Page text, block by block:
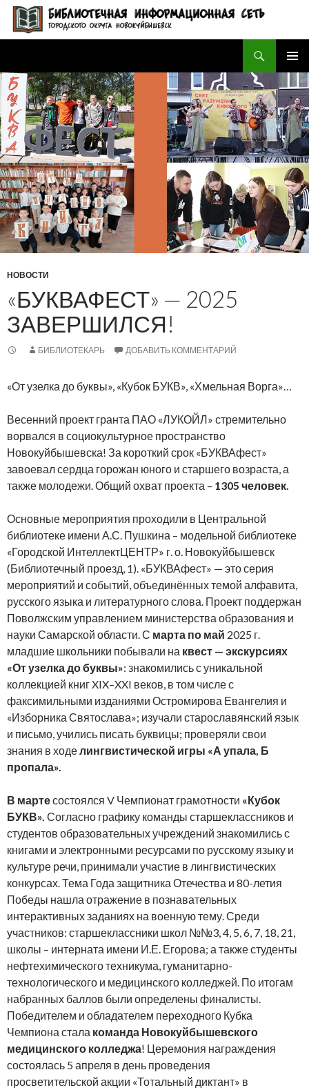
БИБЛИОТЕЧНАЯ ИНФОРМАЦИОННАЯ СЕТЬ городского округа Новокуйбышевск
МЕНЮ
К
СОДЕРЖИМОМУ
НОВОСТИ
«БУКВАФЕСТ» — 2025
ЗАВЕРШИЛСЯ!
БИБЛИОТЕКАРЬ ДОБАВИТЬ КОММЕНТАРИЙ
«От узелка до буквы», «Кубок БУКВ», «Хмельная Ворга»…
Весенний проект гранта ПАО «ЛУКОЙЛ» стремительно
ворвался в социокультурное пространство
Новокуйбышевска! За короткий срок «БУКВАфест»
завоевал сердца горожан юного и старшего возраста, а
также молодежи. Общий охват проекта – 1305 человек.
Основные мероприятия проходили в Центральной
библиотеке имени А.С. Пушкина – модельной библиотеке
«Городской ИнтеллектЦЕНТР» г. о. Новокуйбышевск
(Библиотечный проезд, 1). «БУКВАфест» — это серия
мероприятий и событий, объединённых темой алфавита,
русского языка и литературного слова. Проект поддержан
Поволжским управлением министерства образования и
науки Самарской области. С марта по май 2025 г.
младшие школьники побывали на квест — экскурсиях
«От узелка до буквы»: знакомились с уникальной
коллекцией книг XIX–XXI веков, в том числе с
факсимильными изданиями Остромирова Евангелия и
«Изборника Святослава»; изучали старославянский язык
и письмо, учились писать буквицы; проверяли свои
знания в ходе лингвистической игры «А упала, Б
пропала».
В мартесостоялся V Чемпионат грамотности «Кубок
БУКВ». Согласно графику команды старшеклассников и
студентов образовательных учреждений знакомились с
книгами и электронными ресурсами по русскому языку и
культуре речи, принимали участие в лингвистических
конкурсах. Тема Года защитника Отечества и 80-летия
Победы нашла отражение в познавательных
интерактивных заданиях на военную тему. Среди
участников: старшеклассники школ №№3, 4, 5, 6, 7, 18, 21,
школы – интерната имени И.Е. Егорова; а также студенты
нефтехимического техникума, гуманитарно-
технологического и медицинского колледжей. По итогам
набранных баллов были определены финалисты.
Победителем и обладателем переходного Кубка
Чемпиона стала команда Новокуйбышевского
медицинского колледжа! Церемония награждения
состоялась 5 апреля в день проведения
просветительской акции «Тотальный диктант» в